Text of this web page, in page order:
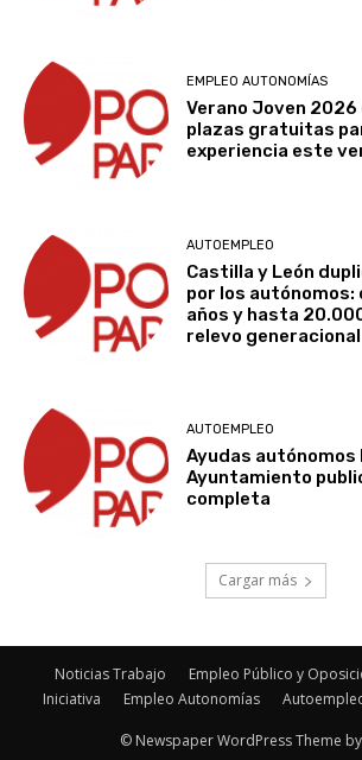
EMPLEO AUTONOMÍAS
Verano Joven 2026
plazas gratuitas
experiencia este
AUTOEMPLEO
Castilla y León
por los autónomos:
años y hasta
relevo generacional
AUTOEMPLEO
Ayudas autónomos
Ayuntamiento
completa
Cargar más
Noticias Trabajo Empleo Público y
Iniciativa
Empleo Autonomías
© Newspaper WordPress Theme